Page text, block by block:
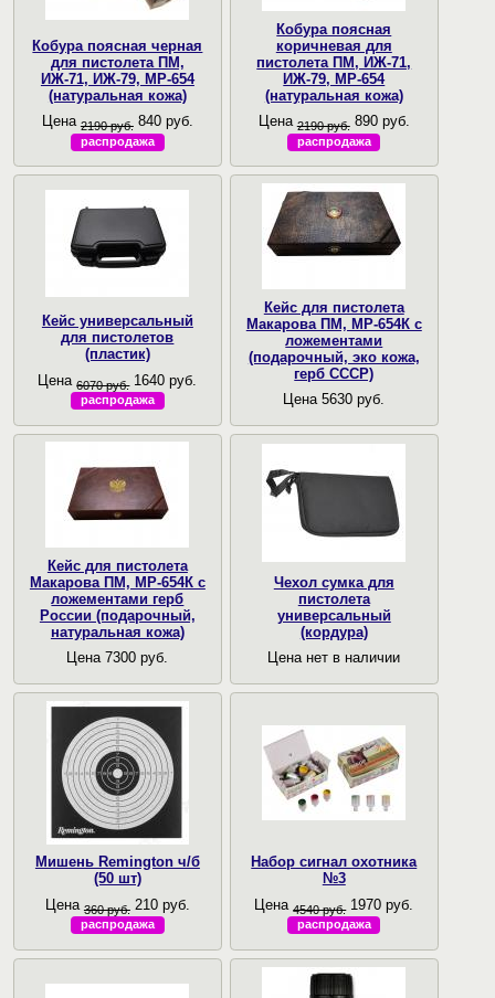
Кобура поясная черная
для пистолета ПМ,
ИЖ-71, ИЖ-79, МР-654
(натуральная кожа)
Цена 2190 руб. 840 руб.
распродажа
Кобура поясная
коричневая для
пистолета ПМ, ИЖ-71,
ИЖ-79, МР-654
(натуральная кожа)
Цена 2190 руб. 890 руб.
распродажа
Кейс универсальный
для пистолетов
(пластик)
Цена6070 руб. 1640 руб.
распродажа
Кейс для пистолета
Макарова ПМ, МР-654К с
ложементами
(подарочный, эко кожа,
герб СССР)
Цена 5630 руб.
Кейс для пистолета
Макарова ПМ, МР-654К с
ложементами герб
России (подарочный,
натуральная кожа)
Цена 7300 руб.
Чехол сумка для
пистолета
универсальный
(кордура)
Цена нет в наличии
Мишень Remington ч/б
(50 шт)
Цена 360 руб. 210 руб.
распродажа
Набор сигнал охотника
№3
Цена 4540 руб. 1970 руб.
распродажа